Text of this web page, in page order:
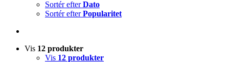
Sortér efterDato
Sortér efterPopularitet
Vis 12 produkter
Vis 12 produkter